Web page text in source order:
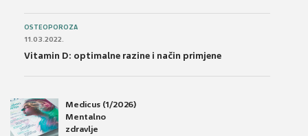
OSTEOPOROZA
11.03.2022.
Vitamin D: optimalne razine i način primjene
Medicus (1/2026)
Mentalno
zdravlje